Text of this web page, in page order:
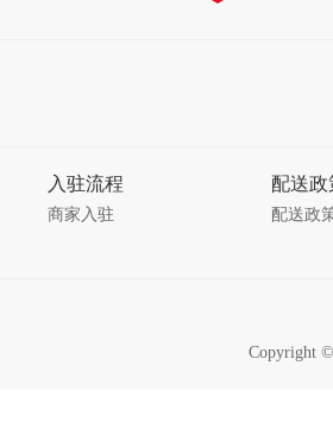
入驻流程
商家入驻
配送政
配送政
Copyright